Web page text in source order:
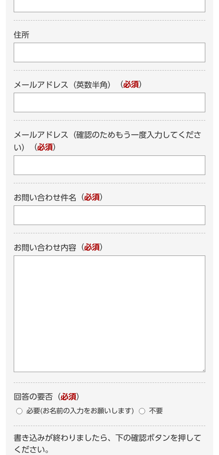
住所
メールアドレス（英数半角） （必須）
メールアドレス（確認のためもう一度入力してくださ
い）
（必須）
お問い合わせ件名 （必須）
お問い合わせ内容 （必須）
回答の要否 （必須）
必要(お名前の入力をお願いします) 不要
書き込みが終わりましたら、下の確認ボタンを押して
ください。